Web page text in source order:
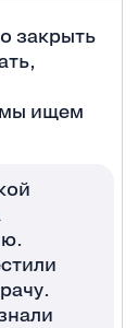
закрыть
мы ищем